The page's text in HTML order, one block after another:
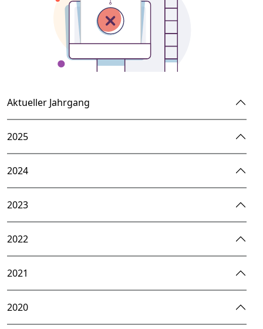
Aktueller Jahrgang
2025
2024
2023
2022
2021
2020